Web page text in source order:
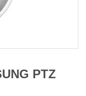
PTZ